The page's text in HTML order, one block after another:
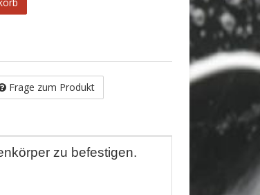
Frage zum Produkt
zu befestigen.